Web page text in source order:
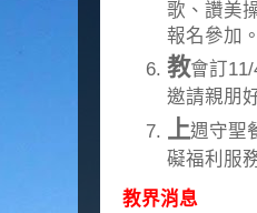
歌、讚美
報名參加。
教會訂
邀請親朋
上週守聖
礙福利服
教界消息